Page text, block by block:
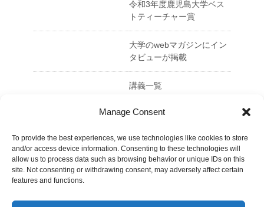
Manage Consent
To provide the best experiences, we use technologies like cookies to store
and/or access device information. Consenting to these technologies will
allow us to process data such as browsing behavior or unique IDs on this
site. Not consenting or withdrawing consent, may adversely affect certain
features and functions.
令和3年度鹿児島大学ベス
トティーチャー賞
大学のwebマガジンにイン
タビューが掲載
講義一覧
コース基礎演習Ⅱ（人間と
賞